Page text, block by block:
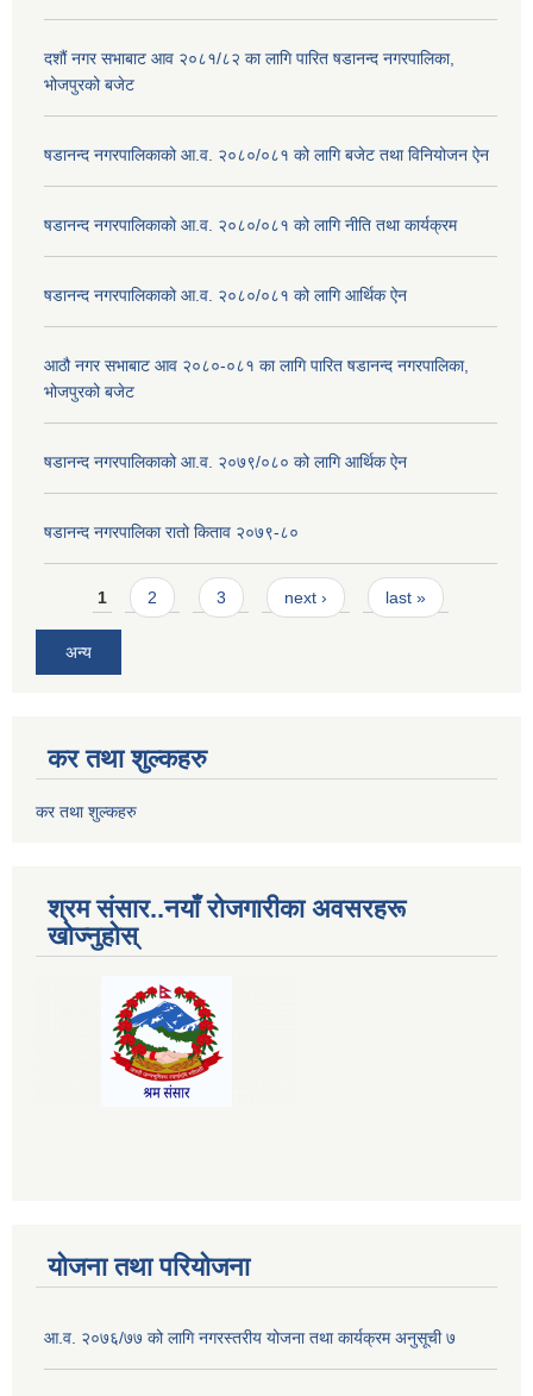
दशौं नगर सभाबाट आव २०८१/८२ का लागि पारित षडानन्द नगरपालिका,
भोजपुरको बजेट
षडानन्द नगरपालिकाको आ.व. २०८०/०८१ को लागि बजेट तथा विनियोजन ऐन
षडानन्द नगरपालिकाको आ.व. २०८०/०८१ को लागि नीति तथा कार्यक्रम
षडानन्द नगरपालिकाको आ.व. २०८०/०८१ को लागि आर्थिक ऐन
आठौ नगर सभाबाट आव २०८०-०८१ का लागि पारित षडानन्द नगरपालिका,
भोजपुरको बजेट
षडानन्द नगरपालिकाको आ.व. २०७९/०८० को लागि आर्थिक ऐन
षडानन्द नगरपालिका रातो किताव २०७९-८०
Pages
1 2 3 next › last »
अन्य
कर तथा शुल्कहरु
कर तथा शुल्कहरु
श्रम संसार..नयाँ रोजगारीका अवसरहरू
खोज्नुहोस्
योजना तथा परियोजना
आ.व. २०७६/७७ को लागि नगरस्तरीय योजना तथा कार्यक्रम अनुसूची ७